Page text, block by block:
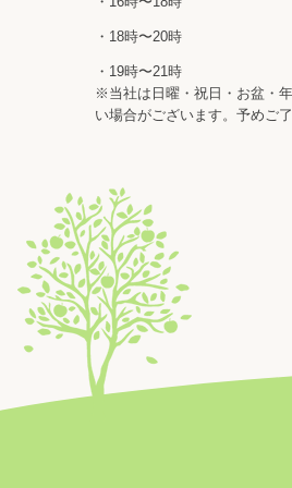
・18時〜20時
・19時〜21時
※当社は日曜・祝日・お盆・
い場合がございます。予めご了